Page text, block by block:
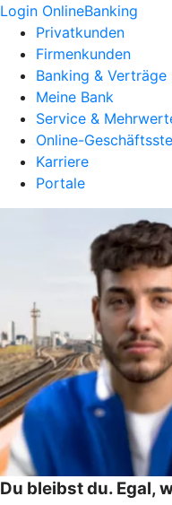
Login OnlineBanking
Privatkunden
Firmenkunden
Banking & Verträge
Meine Bank
Service &
Online-
Karriere
Portale
Du bleibst du. Egal,